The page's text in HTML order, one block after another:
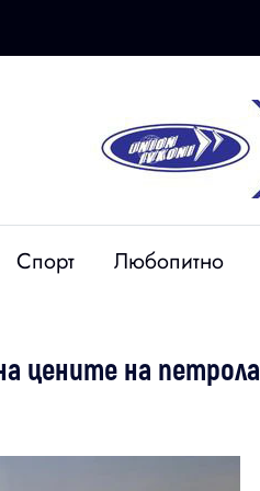
Спорт Любопитно
цените на петрола